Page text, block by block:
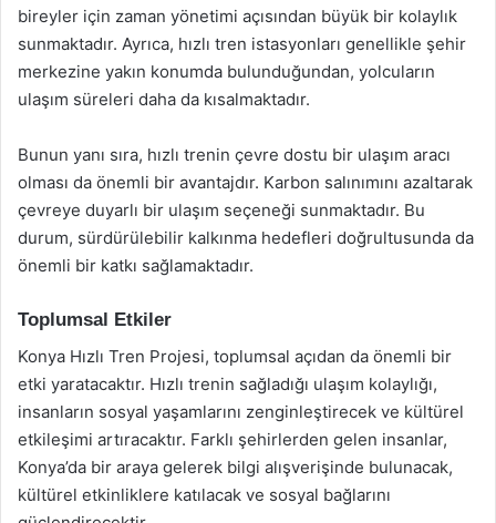
bireyler için zaman yönetimi açısından büyük bir kolaylık
sunmaktadır. Ayrıca, hızlı tren istasyonları genellikle şehir
merkezine yakın konumda bulunduğundan, yolcuların
ulaşım süreleri daha da kısalmaktadır.
Bunun yanı sıra, hızlı trenin çevre dostu bir ulaşım aracı
olması da önemli bir avantajdır. Karbon salınımını azaltarak
çevreye duyarlı bir ulaşım seçeneği sunmaktadır. Bu
durum, sürdürülebilir kalkınma hedefleri doğrultusunda da
önemli bir katkı sağlamaktadır.
Toplumsal Etkiler
Konya Hızlı Tren Projesi, toplumsal açıdan da önemli bir
etki yaratacaktır. Hızlı trenin sağladığı ulaşım kolaylığı,
insanların sosyal yaşamlarını zenginleştirecek ve kültürel
etkileşimi artıracaktır. Farklı şehirlerden gelen insanlar,
Konya’da bir araya gelerek bilgi alışverişinde bulunacak,
kültürel etkinliklere katılacak ve sosyal bağlarını